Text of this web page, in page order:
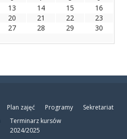
13 14 15
16
20 21 22
23
27 28 29
30
Plan zajęć Programy
Sekretariat
Terminarz kursów
2024/2025